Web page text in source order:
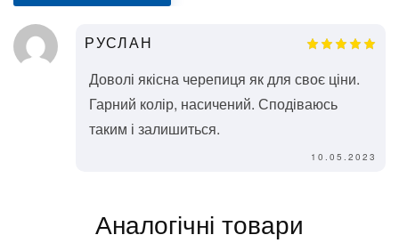
РУСЛАН
Доволі якісна черепиця як для своє ціни.
Гарний колір, насичений. Сподіваюсь
таким і залишиться.
10.05.2023
Аналогічні товари